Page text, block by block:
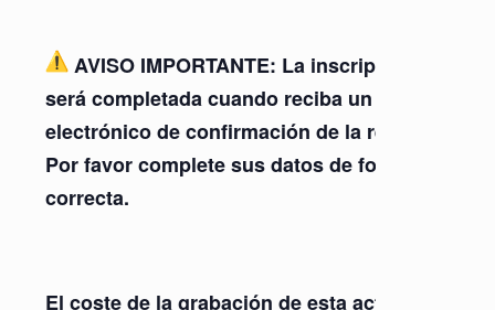
AVISO IMPORTANTE: La inscripción
será completada cuando reciba un correo
electrónico de confirmación de la reserva.
Por favor complete sus datos de forma
correcta.
El coste de la grabación de esta actividad